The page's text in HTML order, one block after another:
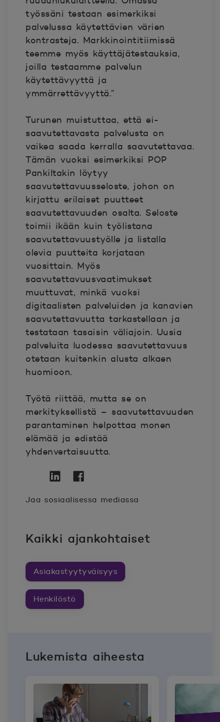
työssäni testaan esimerkiksi
palvelussa käytettävien värien
kontrasteja. Markkinointitiimissä
teemme myös käyttäjätestauksia,
joilla testaamme palvelun
käytettävyyttä ja
ymmärrettävyyttä.”
Turunen muistuttaa, että ei-
saavutettavasta palvelusta on
vaikea saada kerralla saavutettavaa.
Tämän vuoksi esimerkiksi POP
Pankiltakin löytyy
saavutettavuusseloste, johon on
kirjattu erilaiset puutteet
saavutettavuuden osalta. Seloste
toimii ikään kuin työlistana
saavutettavuustyölle ja listalla
olevia puutteita korjataan
vuosittain. Myös
saavutettavuusvaatimukset
muuttuvat, minkä vuoksi
digitaalisten palveluiden ja kanavien
saavutettavuutta tarkastellaan ja
testataan tasaisin väliajoin. Uusia
palveluita luodessa saavutettavuus
otetaan kuitenkin alusta alkaen
huomioon.
Työtä riittää, mutta se on
merkityksellistä – saavutettavuuden
parantaminen helpottaa monen
elämää ja edistää
yhdenvertaisuutta.
Jaa sosiaalisessa mediassa
Kaikki ajankohtaiset
Asiakastyytyväisyys
Henkilöstö
Lukemista aiheesta